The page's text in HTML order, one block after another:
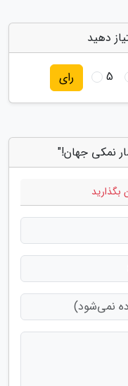
دهید
5 رای
نمکی جهان!"
بگذارید